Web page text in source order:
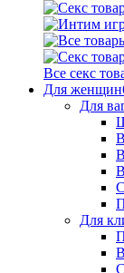
Все секс
Для женщин
Для
Для